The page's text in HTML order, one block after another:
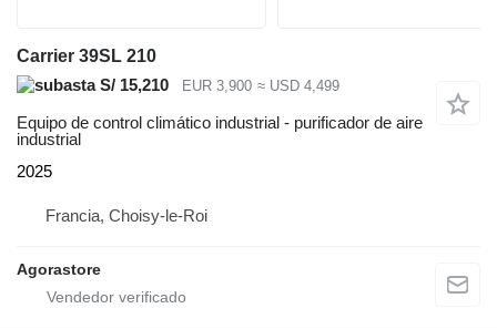
Carrier 39SL 210
S/ 15,210
EUR 3,900 ≈ USD 4,499
Equipo de control climático industrial - purificador de aire
industrial
2025
Francia, Choisy-le-Roi
Agorastore